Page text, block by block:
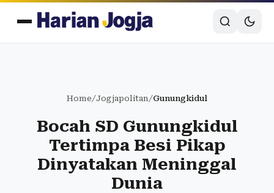
Home/Jogjapolitan/Gunungkidul
Bocah SD Gunungkidul
Tertimpa Besi Pikap
Dinyatakan Meninggal
Dunia